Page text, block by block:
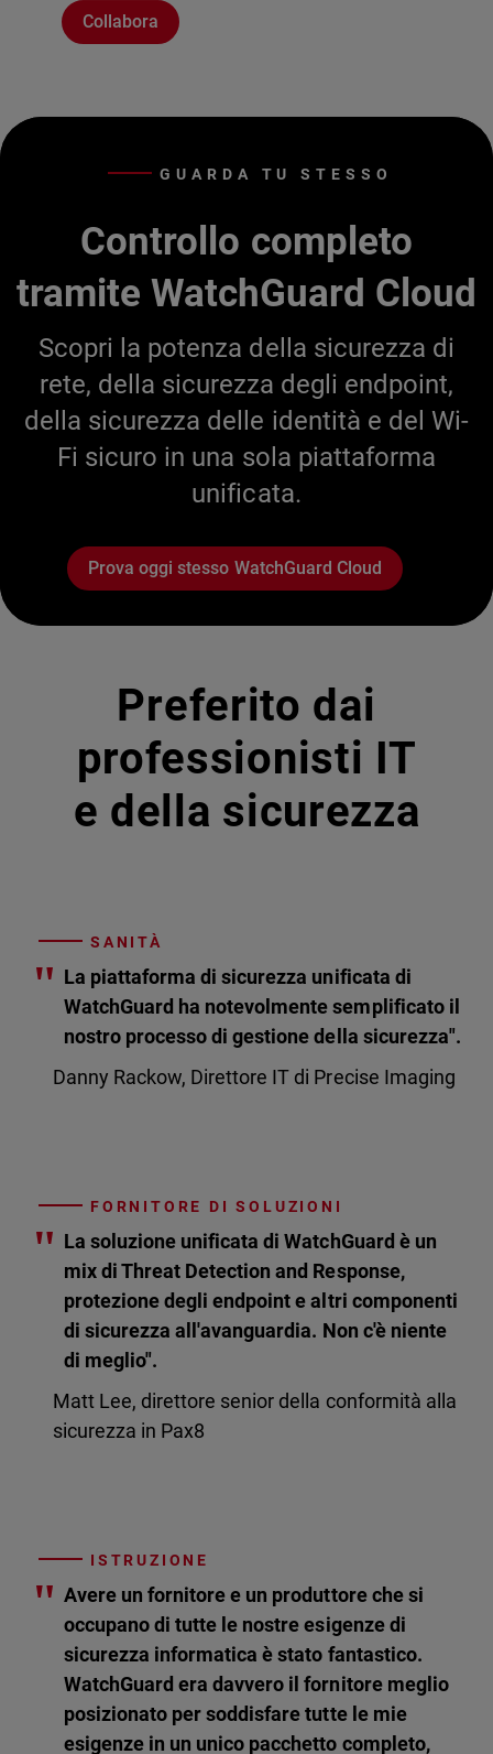
Collabora
GUARDA TU STESSO
Controllo completo
tramite WatchGuard Cloud
Scopri la potenza della sicurezza di
rete, della sicurezza degli endpoint,
della sicurezza delle identità e del Wi-
Fi sicuro in una sola piattaforma
unificata.
Prova oggi stesso WatchGuard Cloud
Preferito dai
professionisti IT
e della sicurezza
SANITÀ
" La piattaforma di sicurezza unificata di
WatchGuard ha notevolmente semplificato il
nostro processo di gestione della sicurezza".
Danny Rackow, Direttore IT di Precise Imaging
FORNITORE DI SOLUZIONI
" La soluzione unificata di WatchGuard è un
mix di Threat Detection and Response,
protezione degli endpoint e altri componenti
di sicurezza all'avanguardia. Non c'è niente
di meglio".
Matt Lee, direttore senior della conformità alla
sicurezza in Pax8
ISTRUZIONE
" Avere un fornitore e un produttore che si
occupano di tutte le nostre esigenze di
sicurezza informatica è stato fantastico.
WatchGuard era davvero il fornitore meglio
posizionato per soddisfare tutte le mie
esigenze in un unico pacchetto completo,